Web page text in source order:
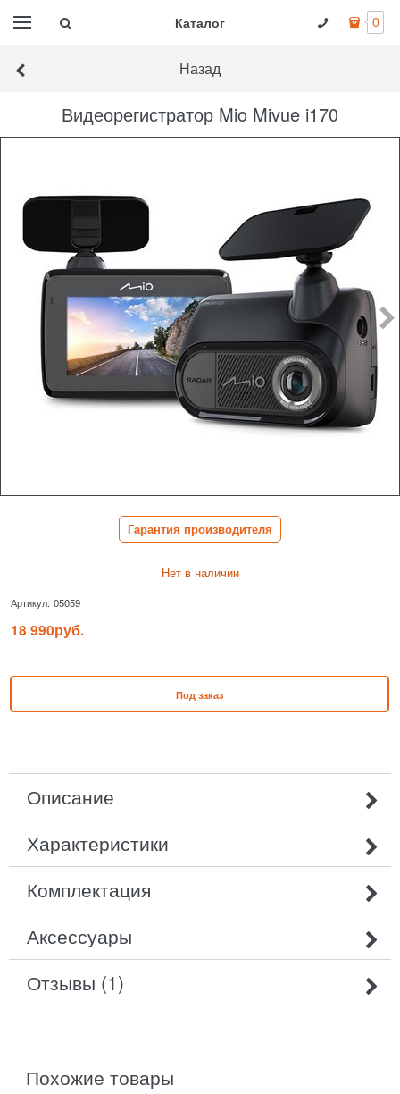
Каталог 0
Назад
Видеорегистратор Mio Mivue i170
Гарантия производителя
Нет в наличии
Артикул: 05059
18 990руб.
Под заказ
Описание
Характеристики
Комплектация
Аксессуары
Отзывы (1)
похожие товары